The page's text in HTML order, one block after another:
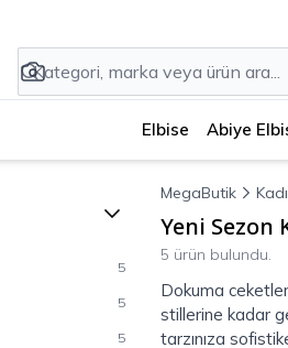
Elbise Abiye
5
5
5
MegaButik
Yeni
5 ürün bulundu.
Dokuma
stillerine kadar
tarzınıza